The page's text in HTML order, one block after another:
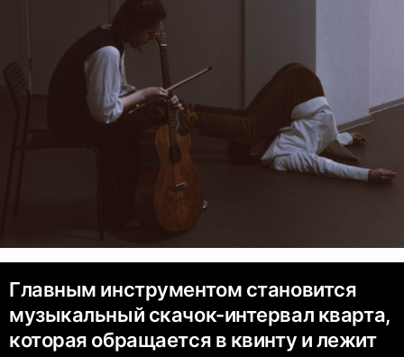
Главным инструментом становится
музыкальный скачок-интервал кварта,
которая обращается в квинту и лежит